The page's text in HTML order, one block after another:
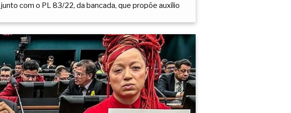
com o PL 83/22, da bancada, que propõe auxílio